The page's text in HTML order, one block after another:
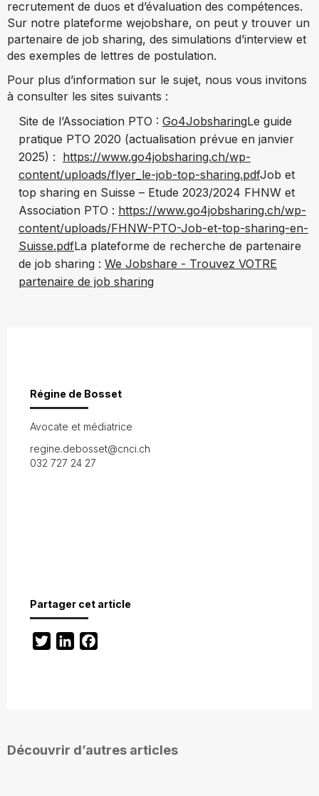
recrutement de duos et d’évaluation des compétences.
Sur notre plateforme wejobshare, on peut y trouver un
partenaire de job sharing, des simulations d’interview et
des exemples de lettres de postulation.
Pour plus d’information sur le sujet, nous vous invitons
à consulter les sites suivants :
Site de l’Association PTO : Go4JobsharingLe guide
pratique PTO 2020 (actualisation prévue en janvier
2025) : https://www.go4jobsharing.ch/wp-
content/uploads/flyer_le-job-top-sharing.pdfJob et
top sharing en Suisse – Etude 2023/2024 FHNW et
Association PTO : https://www.go4jobsharing.ch/wp-
content/uploads/FHNW-PTO-Job-et-top-sharing-en-
Suisse.pdfLa plateforme de recherche de partenaire
de job sharing : We Jobshare - Trouvez VOTRE
partenaire de job sharing
Régine de Bosset
Avocate et médiatrice
regine.debosset@cnci.ch
032 727 24 27
Partager cet article
TwitterLinkedIn
Découvrir d’autres articles